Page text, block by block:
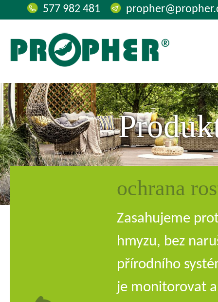
577 982 481
ochrana
Zasahujeme
hmyzu, bez
přírodního
je monitorovat